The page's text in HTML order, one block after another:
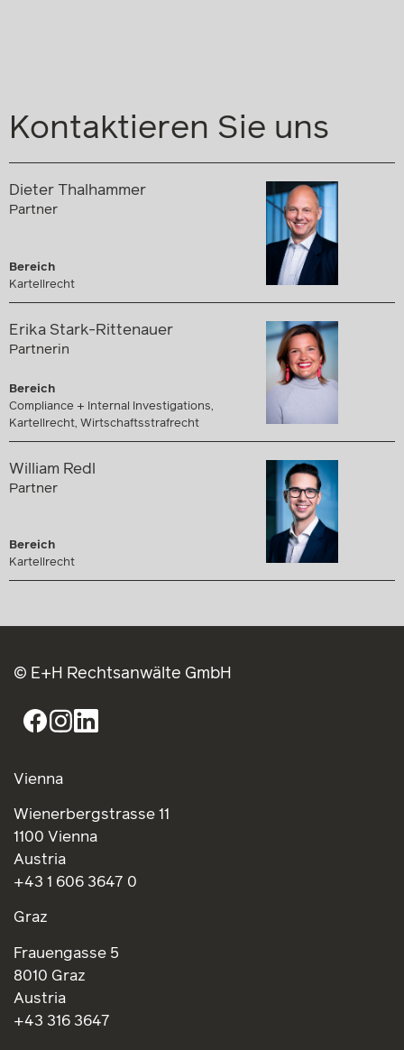
Kontaktieren Sie uns
Dieter Thalhammer
Partner
Bereich
Kartellrecht
Erika Stark-Rittenauer
Partnerin
Bereich
Compliance + Internal Investigations,
Kartellrecht, Wirtschaftsstrafrecht
William Redl
Partner
Bereich
Kartellrecht
© E+H Rechtsanwälte GmbH
Vienna
Wienerbergstrasse 11
1100 Vienna
Austria
+43 1 606 3647 0
Graz
Frauengasse 5
8010 Graz
Austria
+43 316 3647